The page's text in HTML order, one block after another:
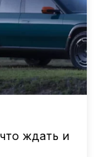
ждать и